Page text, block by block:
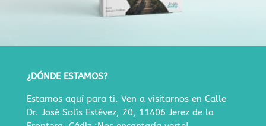
¿DÓNDE ESTAMOS?
Estamos aquí para ti. Ven a visitarnos en Calle
Dr. José Solís Estévez, 20, 11406 Jerez de la